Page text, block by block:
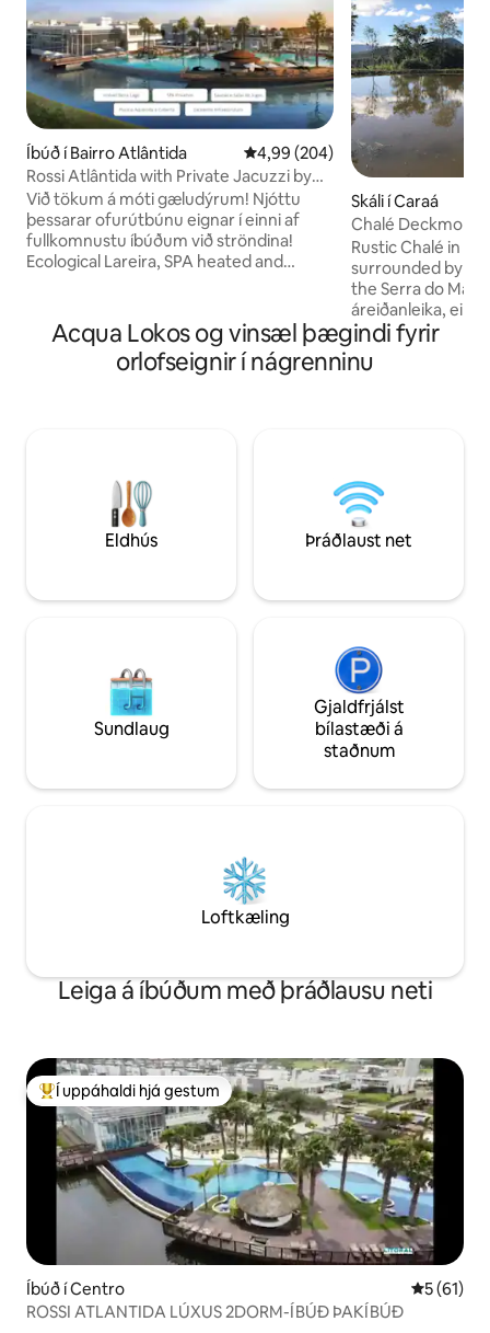
Íbúð í Bairro Atlântida 4,99 af 5 í meðaleinkunn, 204
4,99 (204)
Rossi Atlântida with Private Jacuzzi by
the Lake
Við tökum á móti gæludýrum! Njóttu
þessarar ofurútbúnu eignar í einni af
fullkomnustu íbúðum við ströndina!
Ecological Lareira, SPA heated and
Barbecue! Aðeins í 3 mínútna
akstursfjarlægð frá ströndinni! Eignin og
íbúðin eru meðal annars: * Greater
Skáli í Caraá
Chalé Deckmont
Rustic Chalé in
surrounded by
the Serra do Mar.
áreiðanleika,
náttúruna. Húsið
næði, frábært net,
fullbúið eldhús
og staðbundin
með það sem þú
Acqua Lokos og vinsæl þægindi fyrir
orlofseignir í nágrenninu
Eldhús Þráðlaust net
Sundlaug
Gjaldfrjálst
bílastæði á
staðnum
Loftkæling
Leiga á íbúðum með þráðlausu neti
Í mestu uppáhaldi hjá gestum
Í uppáhaldi hjá gestum
Íbúð í Centro 5 af 5 í
5 (61)
ROSSI ATLANTIDA LÚXUS 2DORM-ÍBÚÐ ÞAKÍBÚÐ